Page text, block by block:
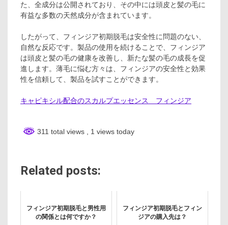
た、全成分は公開されており、その中には頭皮と髪の毛に
有益な多数の天然成分が含まれています。
したがって、フィンジア初期脱毛は安全性に問題のない、
自然な反応です。製品の使用を続けることで、フィンジア
は頭皮と髪の毛の健康を改善し、新たな髪の毛の成長を促
進します。薄毛に悩む方々は、フィンジアの安全性と効果
性を信頼して、製品を試すことができます。
キャピキシル配合のスカルプエッセンス フィンジア
311 total views , 1 views today
Related posts:
フィンジア初期脱毛と男性用
の関係とは何ですか？
フィンジア初期脱毛とフィン
ジアの購入先は？